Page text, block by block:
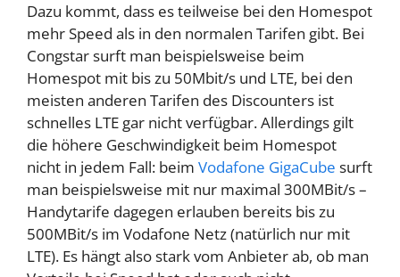
Dazu kommt, dass es teilweise bei den Homespot
mehr Speed als in den normalen Tarifen gibt. Bei
Congstar surft man beispielsweise beim
Homespot mit bis zu 50Mbit/s und LTE, bei den
meisten anderen Tarifen des Discounters ist
schnelles LTE gar nicht verfügbar. Allerdings gilt
die höhere Geschwindigkeit beim Homespot
nicht in jedem Fall: beim Vodafone GigaCube surft
man beispielsweise mit nur maximal 300MBit/s –
Handytarife dagegen erlauben bereits bis zu
500MBit/s im Vodafone Netz (natürlich nur mit
LTE). Es hängt also stark vom Anbieter ab, ob man